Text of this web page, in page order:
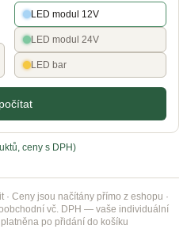
LED modul 12V
LED modul 24V
LED bar
ceny s DPH)
Ceny jsou načítány přímo z eshopu ·
vč. DPH — vaše individuální
po přidání do košíku